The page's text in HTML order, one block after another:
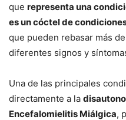
que representa una
es un cóctel de
que pueden rebasar más
diferentes signos y
Una de las principales
directamente a la
Encefalomielitis Miálgica,